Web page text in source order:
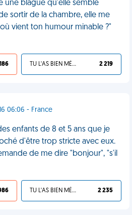
une blague qu'elle semble
sortir de la chambre, elle me
vient ton humour minable ?"
TU L'AS BIEN MÉRITÉ 2 219
06:06 - France
enfants de 8 et 5 ans que je
d'être trop stricte avec eux.
de me dire "bonjour", "s'il
TU L'AS BIEN MÉRITÉ 2 235